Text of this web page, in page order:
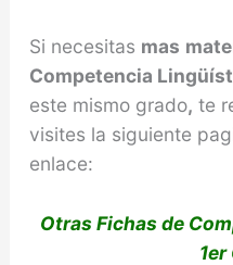
Si necesitas mas
Competencia
este mismo grado, te
visites la siguiente
enlace:
Otras Fichas de
1er